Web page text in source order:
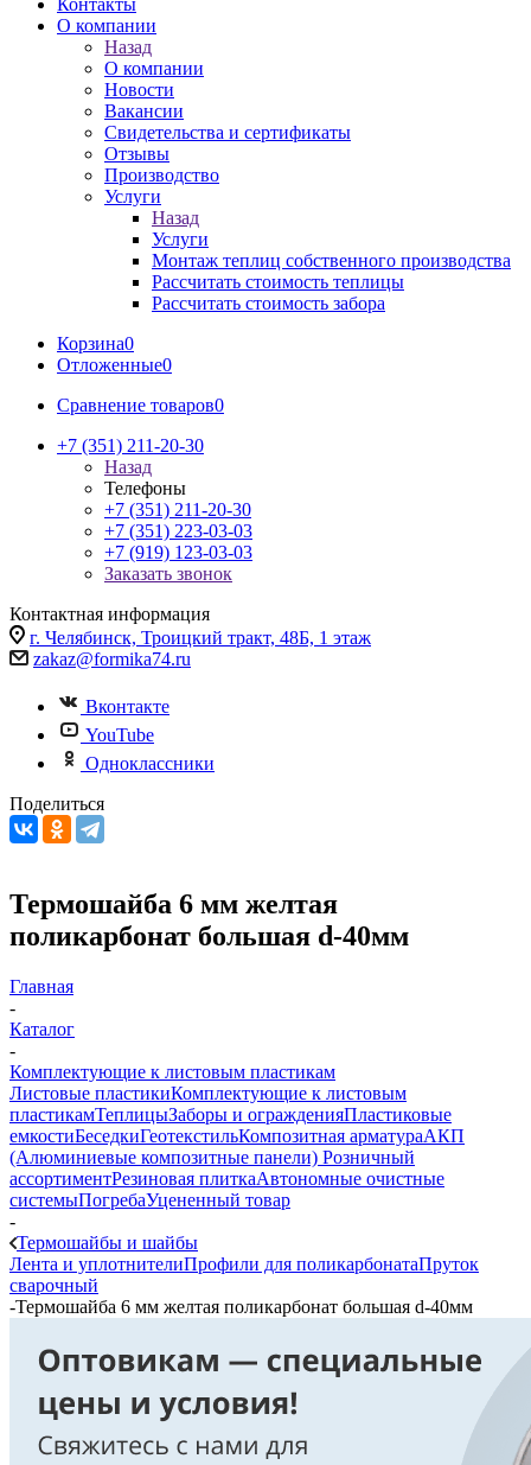
Контакты
О компании
Назад
О компании
Новости
Вакансии
Свидетельства и сертификаты
Отзывы
Производство
Услуги
Назад
Услуги
Монтаж теплиц собственного производства
Рассчитать стоимость теплицы
Рассчитать стоимость забора
Корзина0
Отложенные0
Сравнение товаров0
+7 (351) 211-20-30
Назад
Телефоны
+7 (351) 211-20-30
+7 (351) 223-03-03
+7 (919) 123-03-03
Заказать звонок
Контактная информация
г. Челябинск, Троицкий тракт, 48Б, 1 этаж
zakaz@formika74.ru
Вконтакте
YouTube
Одноклассники
Поделиться
Термошайба 6 мм желтая
поликарбонат большая d-40мм
Главная
-
Каталог
-
Комплектующие к листовым пластикам
Листовые пластикиКомплектующие к листовым
пластикамТеплицыЗаборы и огражденияПластиковые
емкостиБеседкиГеотекстильКомпозитная арматураАКП
(Алюминиевые композитные панели) Розничный
ассортиментРезиновая плиткаАвтономные очистные
системыПогребаУцененный товар
-
Термошайбы и шайбы
Лента и уплотнителиПрофили для поликарбонатаПруток
сварочный
-Термошайба 6 мм желтая поликарбонат большая d-40мм